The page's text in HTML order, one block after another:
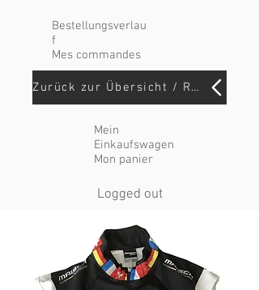
Zurück zur Übersicht / Retour
Mein
Einkaufswagen
Mon panier
Bestellungsverlau
f
Mes commandes
Logged out